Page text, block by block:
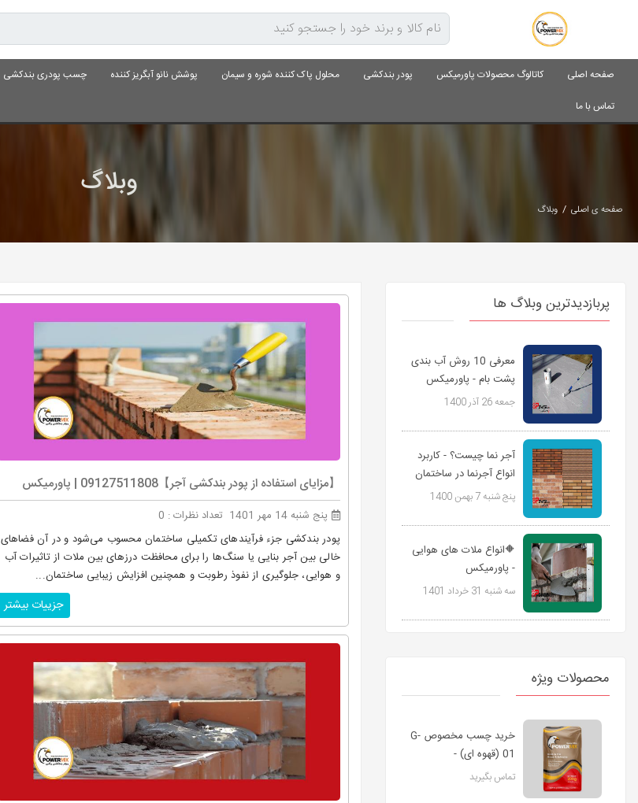
صفحه اصلی کاتالوگ محصولات پاورمیکس پودر بندکشی محلول پاک کننده شوره و سیمان پوشش نانو آبگریز کننده چسب پودری بندکشی
تماس با ما
وبلاگ
صفحه ی اصلی / وبلاگ
پربازدیدترین وبلاگ ها
معرفی 10 روش آب بندی
پشت بام - پاورمیکس
جمعه 26 آذر 1400
آجر نما چیست؟ - کاربرد
انواع آجرنما در ساختمان
ها -...
پنج شنبه 7 بهمن 1400
🔶انواع ملات های هوایی
- پاورمیکس
سه شنبه 31 خرداد 1401
محصولات ویژه
خرید چسب مخصوص G-
01 (قهوه ای) -
پاورمیکس
تماس بگیرید
【مزایای استفاده از پودر بندکشی آجر】09127511808 | پاورمیکس
پنج شنبه 14 مهر 1401
تعداد نظرات : 0
پودر بندکشی جزء فرآیندهای تکمیلی ساختمان محسوب می‌شود و در آن فضاهای
خالی بین آجر بنایی یا سنگ‌ها را برای محافظت درزهای بین ملات از تاثیرات آب
‌و هوایی، جلوگیری از نفوذ رطوبت و همچنین افزایش زیبایی ساختمان...
جزییات بیشتر